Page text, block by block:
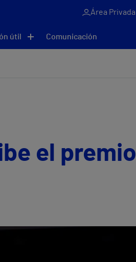
Área Privada
útil Comunicación
el premio